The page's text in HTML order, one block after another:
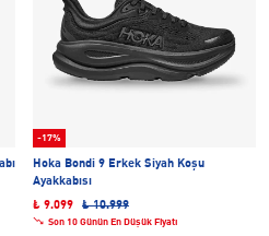
-17%
Hoka Bondi 9 Erkek Siyah Koşu
Ayakkabısı
₺ 9.099
₺ 10.999
Son 10 Günün En Düşük Fiyatı